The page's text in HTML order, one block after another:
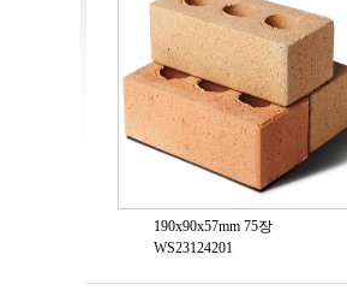
190x90x57mm 75장
WS23124201